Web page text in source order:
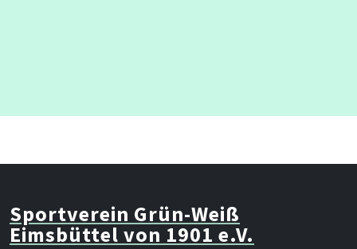
Sportverein Grün-Weiß
Eimsbüttel von 1901 e.V.